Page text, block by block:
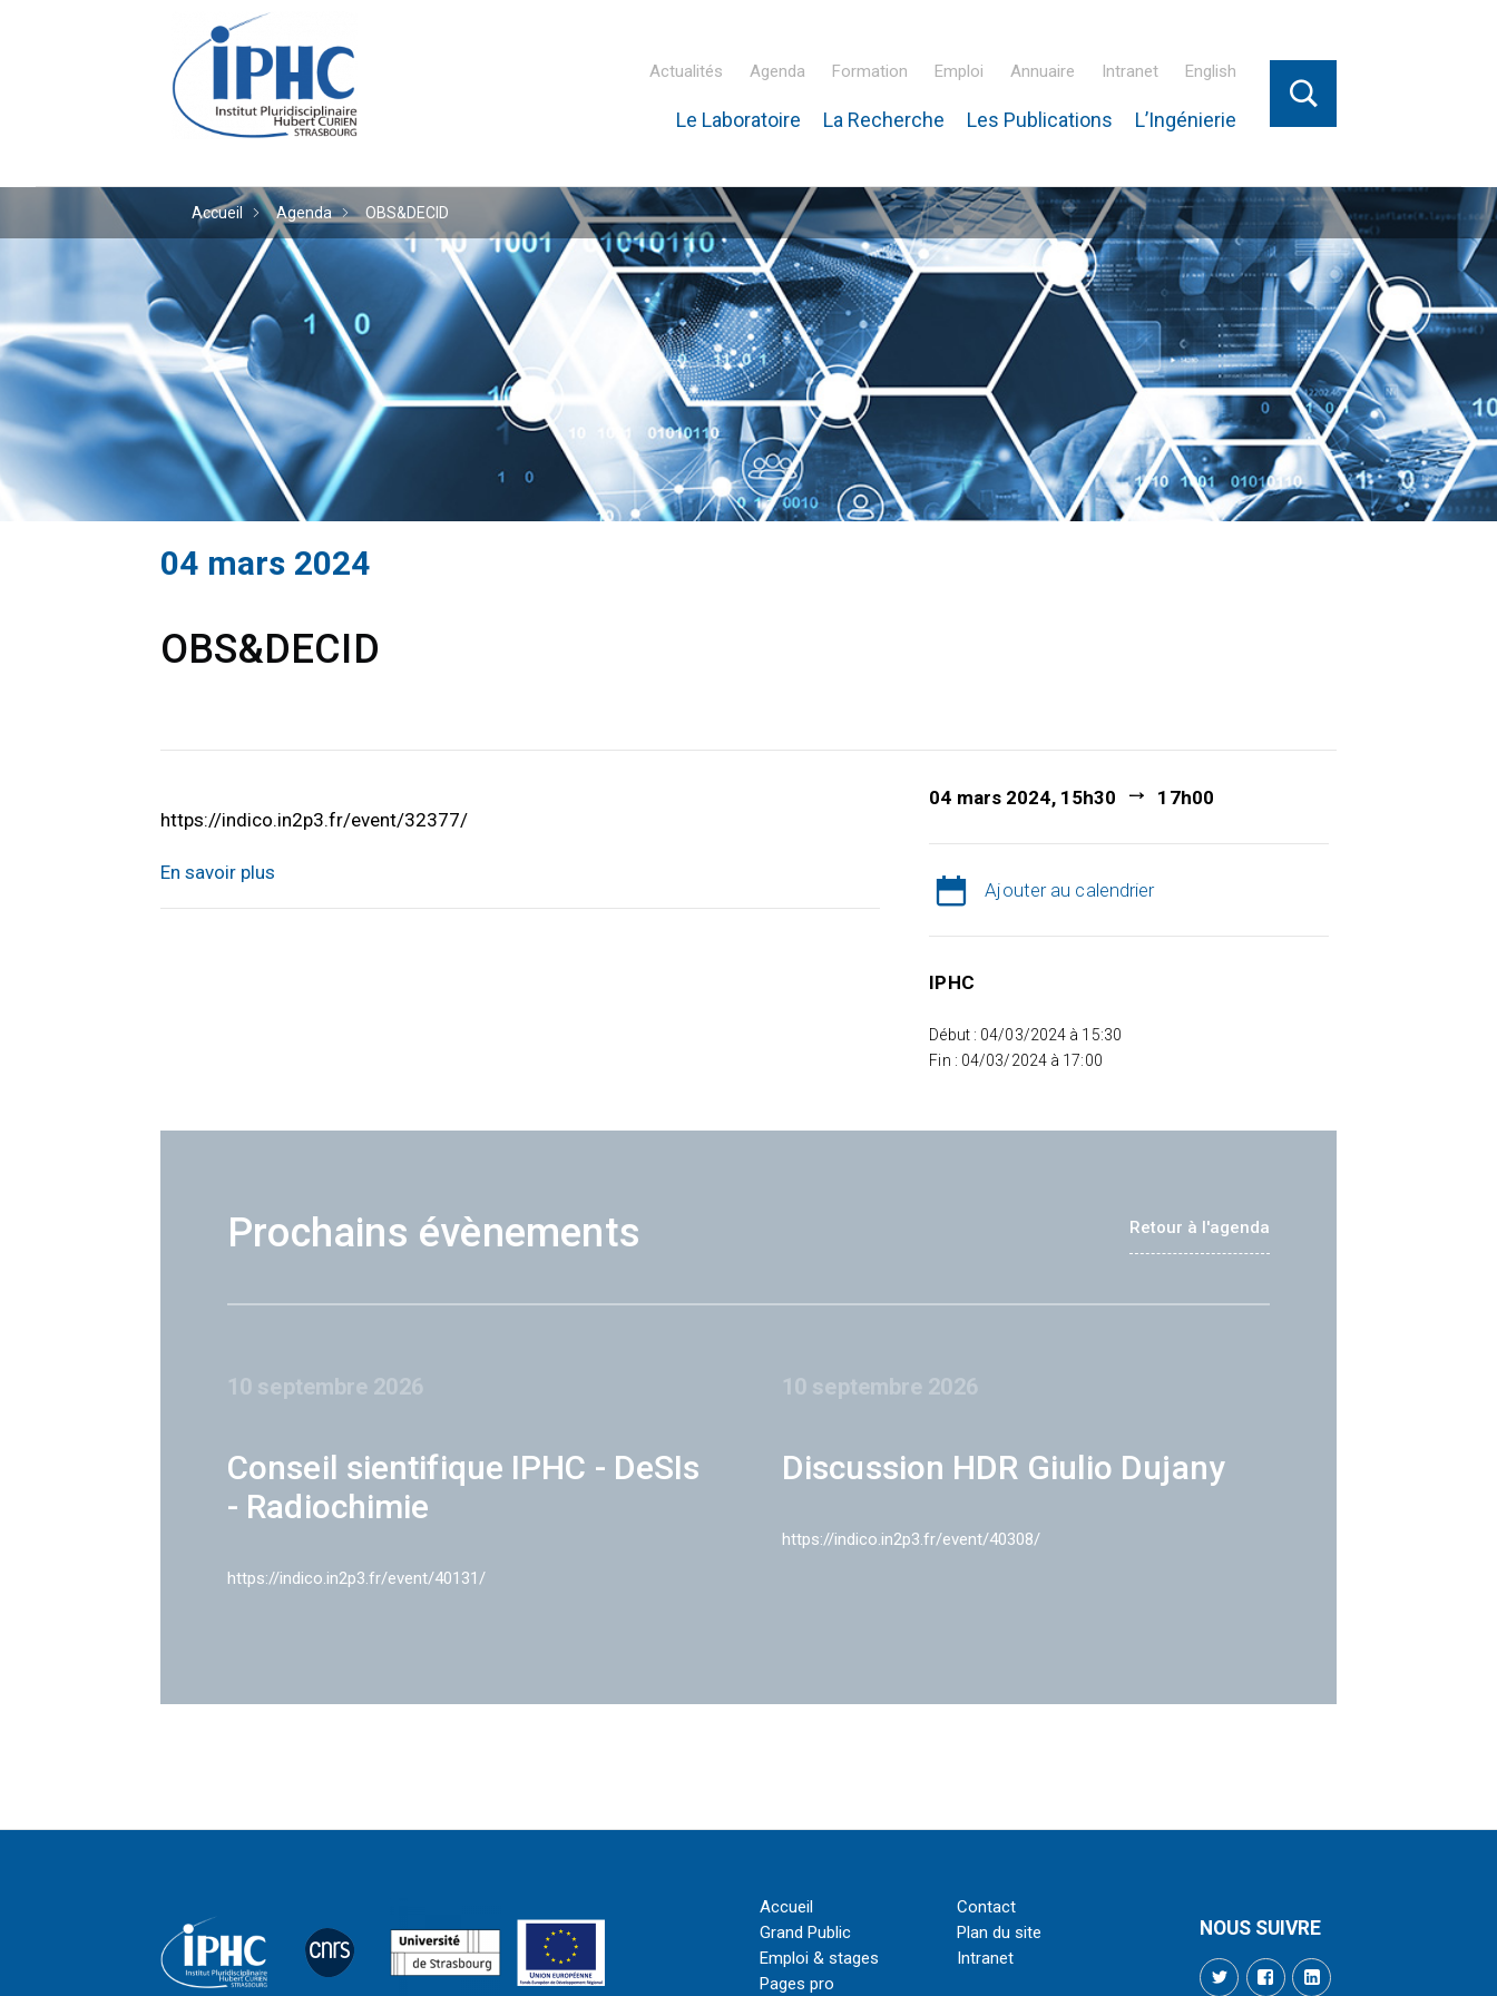
Institut pluridisciplinaire Hubert Curien – IPHC
Actualités Agenda Formation Emploi Annuaire Intranet English
Le Laboratoire La Recherche Les Publications L’Ingénierie
Accueil Agenda OBS&DECID
04 mars 2024
OBS&DECID
https://indico.in2p3.fr/event/32377/
En savoir plus
04 mars 2024, 15h30 17h00
Ajouter au calendrier
IPHC
Début : 04/03/2024 à 15:30
Fin : 04/03/2024 à 17:00
Prochains évènements Retour à l'agenda
10 septembre 2026
Conseil sientifique IPHC - DeSIs
- Radiochimie
https://indico.in2p3.fr/event/40131/
10 septembre 2026
Discussion HDR Giulio Dujany
https://indico.in2p3.fr/event/40308/
Accueil
Grand Public
Emploi & stages
Pages pro
Contact
Plan du site
Intranet
NOUS SUIVRE
TwitterFacebookLinkedIn